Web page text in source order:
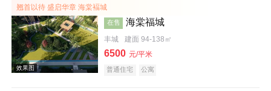
翘首以待 盛启华章 海棠褔城
在售 海棠福城
丰城 建面 94-138㎡
6500 元/平米
普通住宅 公寓